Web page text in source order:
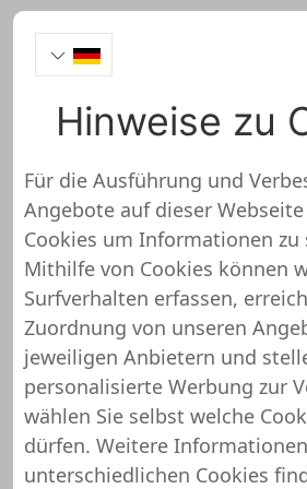
http://www.blinddateclub.de
Blinddateclub wurde
überprüft und
Über diesen Shop oder
noch keine detaillierten
Das bedeutet, dass
unserem Support-Team
Hinweise zu
Für die Ausführung und
Angebote auf dieser
Cookies um Informationen zu
Mithilfe von Cookies können
Surfverhalten erfassen,
Zuordnung von unseren
jeweiligen Anbietern und
personalisierte Werbung zur
wählen Sie selbst welche
dürfen. Weitere
unterschiedlichen Cookies